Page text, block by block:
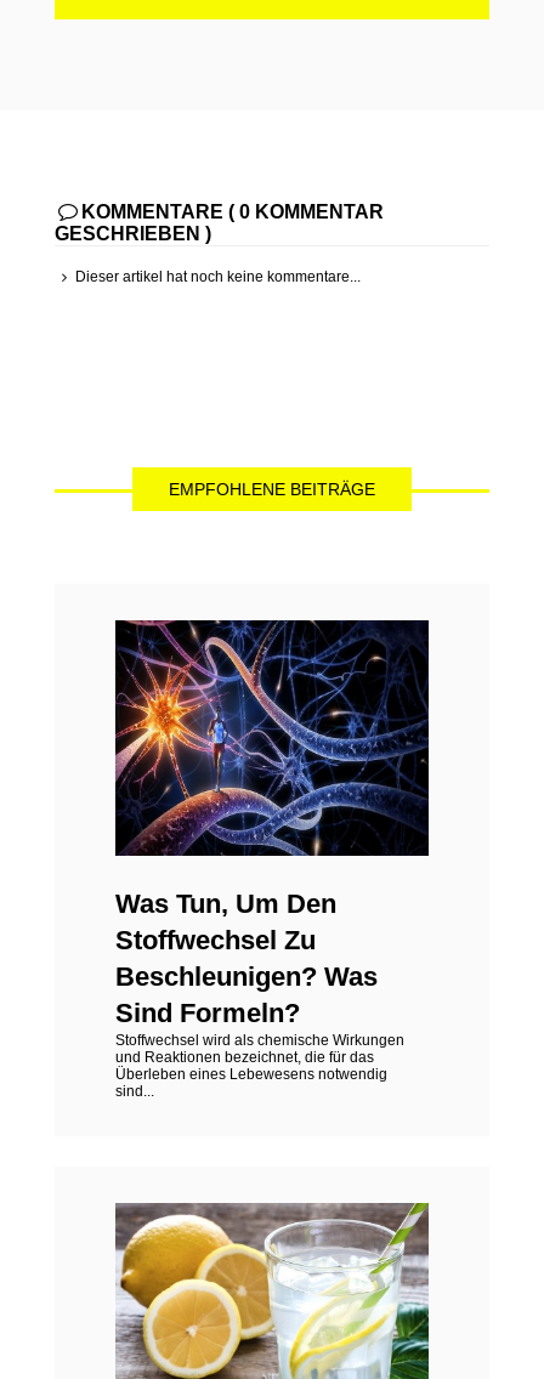
KOMMENTARE ( 0 KOMMENTAR
GESCHRIEBEN )
Dieser artikel hat noch keine kommentare...
EMPFOHLENE BEITRÄGE
Was Tun, Um Den
Stoffwechsel Zu
Beschleunigen? Was
Sind Formeln?
Stoffwechsel wird als chemische Wirkungen
und Reaktionen bezeichnet, die für das
Überleben eines Lebewesens notwendig
sind...